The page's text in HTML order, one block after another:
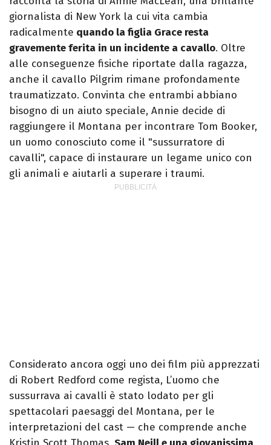
giornalista di New York la cui vita cambia
radicalmente quando la figlia Grace resta
gravemente ferita in un incidente a cavallo. Oltre
alle conseguenze fisiche riportate dalla ragazza,
anche il cavallo Pilgrim rimane profondamente
traumatizzato. Convinta che entrambi abbiano
bisogno di un aiuto speciale, Annie decide di
raggiungere il Montana per incontrare Tom Booker,
un uomo conosciuto come il "sussurratore di
cavalli", capace di instaurare un legame unico con
gli animali e aiutarli a superare i traumi.
Considerato ancora oggi uno dei film più apprezzati
di Robert Redford come regista, L’uomo che
sussurrava ai cavalli è stato lodato per gli
spettacolari paesaggi del Montana, per le
interpretazioni del cast — che comprende anche